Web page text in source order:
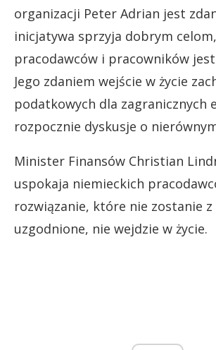
organizacji Peter Adrian jest
inicjatywa sprzyja dobrym
pracodawców i pracowników
Jego zdaniem wejście w życie
podatkowych dla zagranicznych
rozpocznie dyskusje o
Minister Finansów Christian
uspokaja niemieckich
rozwiązanie, które nie zostanie
uzgodnione, nie wejdzie w życie.